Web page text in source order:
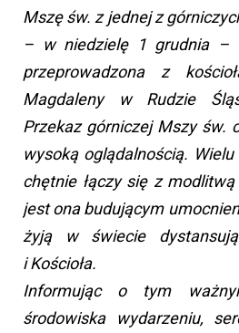
Mszę św. z jednej z
– w niedzielę 1 grudnia –
przeprowadzona z
Magdaleny w Rudzie
Przekaz górniczej Mszy św.
wysoką oglądalnością.
chętnie łączy się z
jest ona budującym
żyją w świecie
i Kościoła.
Informując o tym
środowiska wydarzeniu,